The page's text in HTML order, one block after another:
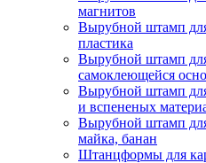
магнитов
Вырубной штамп
пластика
Вырубной штамп
самоклеющейся
Вырубной штамп
и вспененых
Вырубной штамп
майка, банан
Штанцформы для